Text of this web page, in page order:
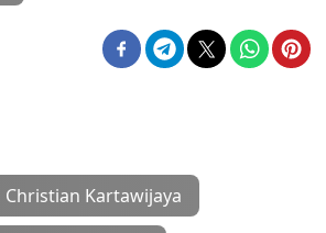
Christian Kartawijaya